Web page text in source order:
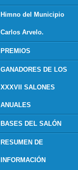
Himno del Municipio
Carlos Arvelo.
PREMIOS
GANADORES DE LOS
XXXVII SALONES
ANUALES
BASES DEL SALÓN
RESUMEN DE
INFORMACIÓN